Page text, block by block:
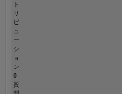
ト
リ
ビ
ュ
ー
シ
ョ
ン
0
質